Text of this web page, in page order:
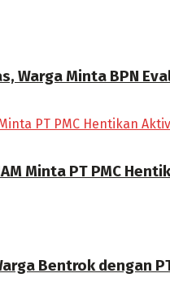
Warga Minta BPN
Minta PT PMC
Bentrok dengan